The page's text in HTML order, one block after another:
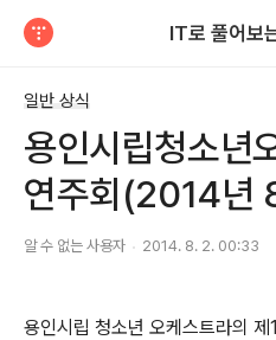
IT로 풀어보
일반 상식
용인시립청소년
연주회(2014년
알 수 없는 사용자 2014. 8. 2. 00:33
용인시립 청소년 오케스트라의